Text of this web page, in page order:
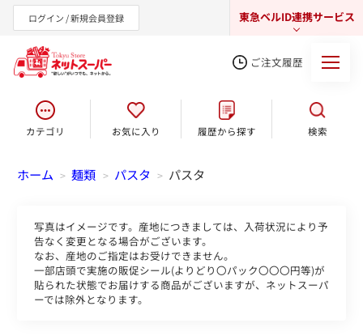
ログイン / 新規会員登録 東急ベルID連携サービス
東急オンラインショップ
ご注文履歴
カテゴリ お気に入り 履歴から探す 検索
ホーム > 麺類 > パスタ > パスタ
写真はイメージです。産地につきましては、入荷状況により予
告なく変更となる場合がございます。
なお、産地のご指定はお受けできません。
一部店頭で実施の販促シール(よりどり〇パック〇〇〇円等)が
貼られた状態でお届けする商品がございますが、ネットスーパ
ーでは除外となります。